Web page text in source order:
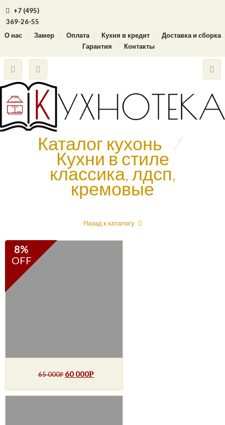
+7 (495)
369-26-55
О нас
Замер Оплата Кухня в кредит
Доставка и сборка
Гарантия
Контакты
Каталог кухонь /
Кухни в стиле
классика, лдсп,
кремовые
Назад к каталогу
8%
OFF
65 000Р 60 000Р